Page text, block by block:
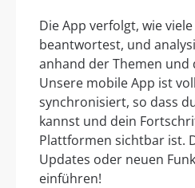
Die App verfolgt, wie
beantwortest, und
anhand der Themen und
Unsere mobile App ist
synchronisiert, so dass
kannst und dein
Plattformen sichtbar ist.
Updates oder neuen
einführen!